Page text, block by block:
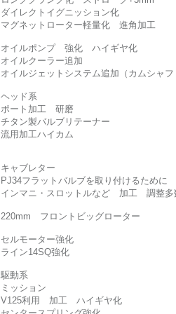
ダイレクトイグニッション化
マグネットローター軽量化 進角加工
オイルポンプ 強化 ハイギヤ化
オイルクーラー追加
オイルジェットシステム追加（カムシャフ
ヘッド系
ポート加工 研磨
チタン製バルブリテーナー
流用加工ハイカム
キャブレター
PJ34フラットバルブを取り付けるために
インマニ・スロットルなど 加工 調整多
220mm フロントビッグローター
セルモーター強化
ライン14SQ強化
駆動系
ミッション
V125利用 加工 ハイギヤ化